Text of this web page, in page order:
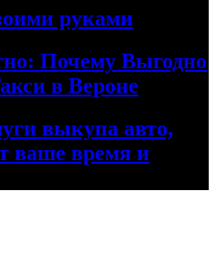
руками
Почему Выгодно
в Вероне
выкупа авто,
ваше время и